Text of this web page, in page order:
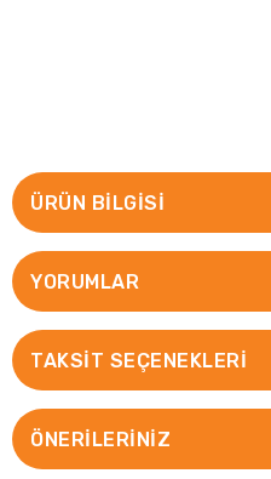
ÜRÜN BILGISI
YORUMLAR
TAKSIT SEÇENEKLERI
ÖNERILERINIZ